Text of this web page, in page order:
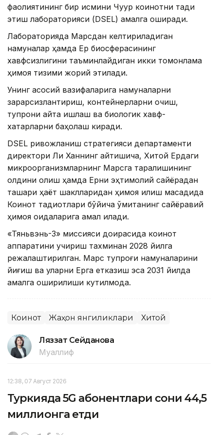
фаолиятининг бир қисмини Чуқур коинотни тадқиқ
этиш лабораторияси (DSEL) амалга оширади.
Лабораторияда Марсдан келтириладиган
намуналар ҳамда Ер биосферасининг
хавфсизлигини таъминлайдиган икки томонлама
ҳимоя тизими жорий этилади.
Унинг асосий вазифаларига намуналарни
зарарсизлантириш, контейнерларни очиш,
тупроқни қайта ишлаш ва биологик хавф-
хатарларни баҳолаш киради.
DSEL ривожланиш стратегияси департаменти
директори Ли Ханнинг айтишича, Хитой Ердаги
микроорганизмларнинг Марсга тарқалишининг
олдини олиш ҳамда Ерни эҳтимолий сайёрадан
ташқари ҳаёт шаклларидан ҳимоя қилиш мақсадида
Коинот тадқиқотлари бўйича қўмитанинг сайёравий
ҳимоя қоидаларига амал қилади.
«Тяньвэнь-3» миссияси доирасида коинот
аппаратини учириш тахминан 2028 йилга
режалаштирилган. Марс тупроғи намуналарини
йиғиш ва уларни Ерга етказиш эса 2031 йилда
амалга оширилиши кутилмоқда.
Коинот Жаҳон янгиликлари Хитой
Ляззат Сейданова
Муаллиф
12:38, 07 Август 2026
Туркияда 5G абонентлари сони 44,5
миллионга етди